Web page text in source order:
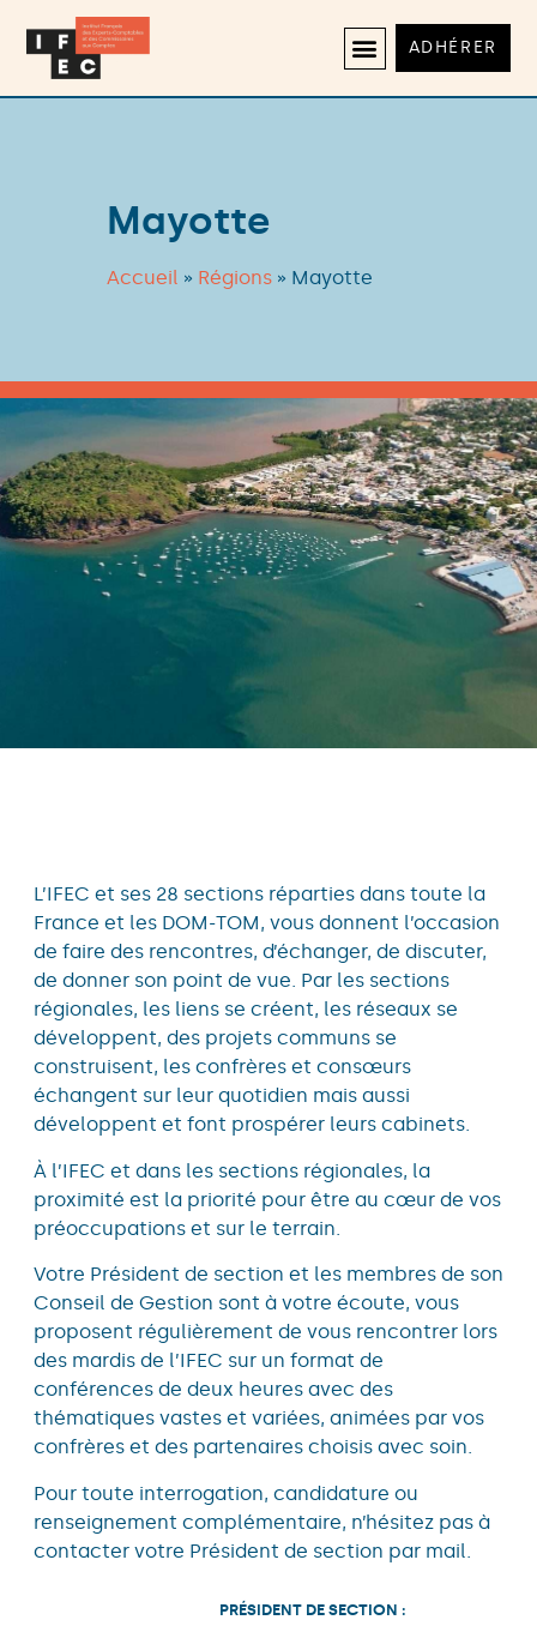
ADHÉRER
Mayotte
Accueil » Régions » Mayotte
L’IFEC et ses 28 sections réparties dans toute la
France et les DOM-TOM, vous donnent l’occasion
de faire des rencontres, d’échanger, de discuter,
de donner son point de vue. Par les sections
régionales, les liens se créent, les réseaux se
développent, des projets communs se
construisent, les confrères et consœurs
échangent sur leur quotidien mais aussi
développent et font prospérer leurs cabinets.
À l’IFEC et dans les sections régionales, la
proximité est la priorité pour être au cœur de vos
préoccupations et sur le terrain.
Votre Président de section et les membres de son
Conseil de Gestion sont à votre écoute, vous
proposent régulièrement de vous rencontrer lors
des mardis de l’IFEC sur un format de
conférences de deux heures avec des
thématiques vastes et variées, animées par vos
confrères et des partenaires choisis avec soin.
Pour toute interrogation, candidature ou
renseignement complémentaire, n’hésitez pas à
contacter votre Président de section par mail.
PRÉSIDENT DE SECTION :